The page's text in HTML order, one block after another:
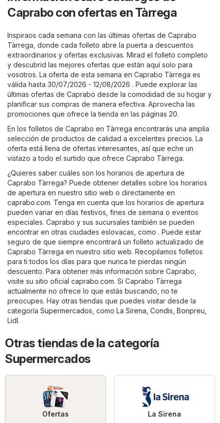
Caprabo con ofertas en Tàrrega
Inspiraos cada semana con las últimas ofertas de Caprabo
Tàrrega, donde cada folleto abre la puerta a descuentos
extraordinarios y ofertas exclusivas. Mirad el folleto completo
y descubrid las mejores ofertas que están aquí solo para
vosotros. La oferta de esta semana en Caprabo Tàrrega es
válida hasta 30/07/2026 - 12/08/2026 . Puede explorar las
últimas ofertas de Caprabo desde la comodidad de su hogar y
planificar sus compras de manera efectiva. Aprovecha las
promociones que ofrece la tienda en las páginas 20.
En los folletos de Caprabo en Tàrrega encontrarás una amplia
selección de productos de calidad a excelentes precios. La
oferta está llena de ofertas interesantes, así que eche un
vistazo a todo el surtido que ofrece Caprabo Tàrrega.
¿Quieres saber cuáles son los horarios de apertura de
Caprabo Tàrrega? Puede obtener detalles sobre los horarios
de apertura en nuestro sitio web o directamente en
caprabo.com. Tenga en cuenta que los horarios de apertura
pueden variar en días festivos, fines de semana o eventos
especiales. Caprabo y sus sucursales también se pueden
encontrar en otras ciudades eslovacas, como . Puede estar
seguro de que siempre encontrará un folleto actualizado de
Caprabo Tàrrega en nuestro sitio web. Recopilamos folletos
para ti todos los días para que nunca te pierdas ningún
descuento. Para obtener más información sobre Caprabo,
visite su sitio oficial caprabo.com. Si Caprabo Tàrrega
actualmente no ofrece lo que estás buscando, no te
preocupes. Hay otras tiendas que puedes visitar desde la
categoría Supermercados , como La Sirena Condis Bonpreu
Lidl.
Otras tiendas de la categoría
Supermercados
Ofertas La Sirena